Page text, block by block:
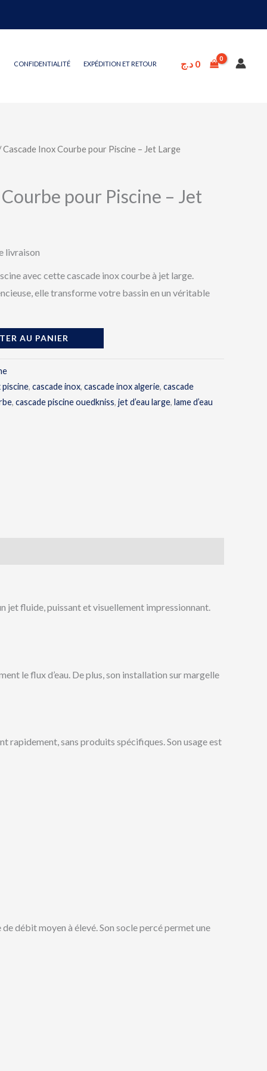
CONFIDENTIALITÉ EXPÉDITION ET RETOUR 0 د.ج
Inox Courbe pour Piscine – Jet Large
pour Piscine – Jet
livraison
avec cette cascade inox courbe à jet large.
elle transforme votre bassin en un véritable
AU PANIER
piscine, cascade inox, cascade inox algerie, cascade
, cascade piscine ouedkniss, jet d’eau large, lame d’eau
jet fluide, puissant et visuellement impressionnant.
le flux d’eau. De plus, son installation sur margelle
rapidement, sans produits spécifiques. Son usage est
débit moyen à élevé. Son socle percé permet une